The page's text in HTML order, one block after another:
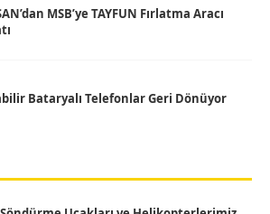
MSB’ye TAYFUN Fırlatma Aracı
Bataryalı Telefonlar Geri Dönüyor